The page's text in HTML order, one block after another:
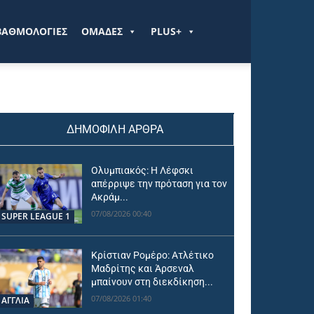
ΟΜΑΔΕΣ PLUS+
ΔΗΜΟΦΙΛΗ ΑΡΘΡΑ
SUPER LEAGUE 1
Ολυμπιακός: Η Λέφσκι
απέρριψε την πρόταση για τον
Ακράμ...
07/08/2026 00:40
ΑΓΓΛΙΑ
Κρίστιαν Ρομέρο: Ατλέτικο
Μαδρίτης και Άρσεναλ
μπαίνουν στη διεκδίκηση...
07/08/2026 01:40